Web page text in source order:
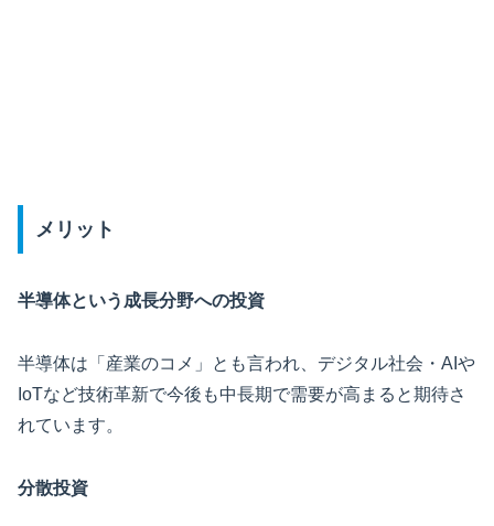
メリット
半導体という成長分野への投資
半導体は「産業のコメ」とも言われ、デジタル社会・AIや
IoTなど技術革新で今後も中長期で需要が高まると期待さ
れています。
分散投資